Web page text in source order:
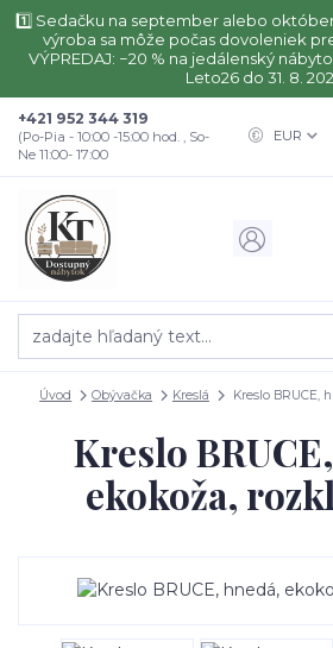
1️⃣ Sedačku na september alebo
výroba sa môže počas dovoleniek
VÝPREDAJ: −20 % na jedálenský
Leto26 do 31. 8.
EUR
+421 952 344 319
(Po-Pia - 10:00 -15:00 hod. , So-
Ne 11:00- 17:00
Úvod Obývačka Kreslá Kreslo BRUCE,
Kreslo
ekokoža,